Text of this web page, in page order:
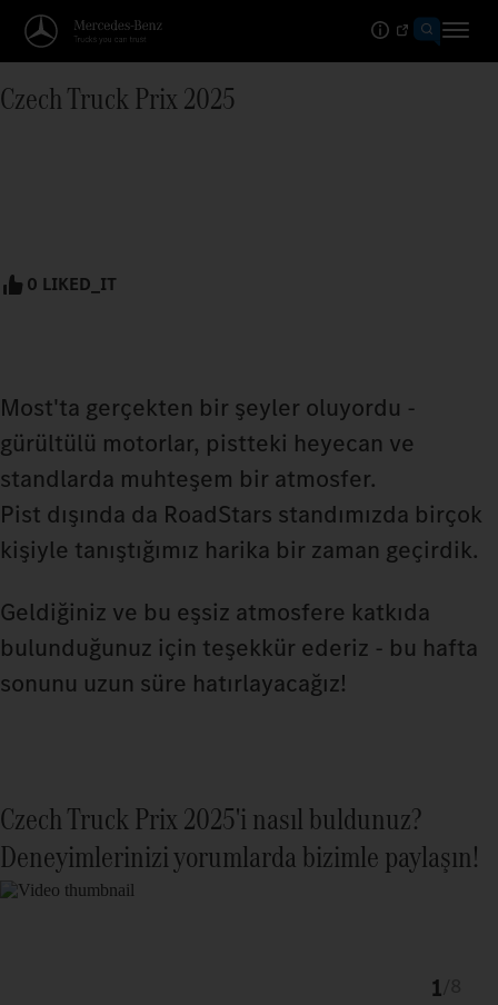
Czech Truck Prix 2025
0 LIKED_IT
Most'ta gerçekten bir şeyler oluyordu -
gürültülü motorlar, pistteki heyecan ve
standlarda muhteşem bir atmosfer.
Pist dışında da RoadStars standımızda birçok
kişiyle tanıştığımız harika bir zaman geçirdik.
Geldiğiniz ve bu eşsiz atmosfere katkıda
bulunduğunuz için teşekkür ederiz - bu hafta
sonunu uzun süre hatırlayacağız!
Czech Truck Prix 2025'i nasıl buldunuz?
Deneyimlerinizi yorumlarda bizimle paylaşın!
1